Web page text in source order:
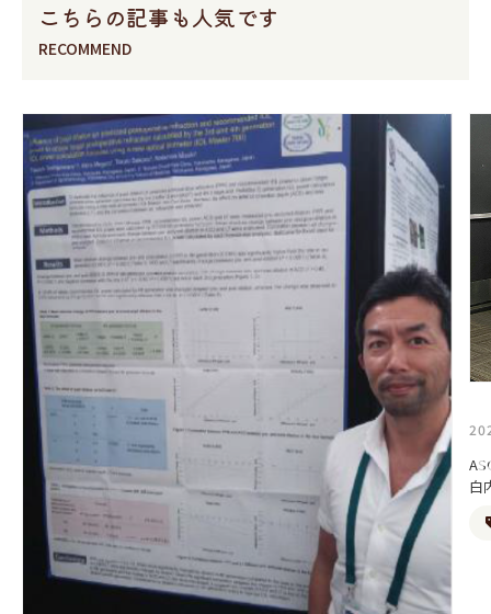
こちらの記事も人気です
RECOMMEND
白